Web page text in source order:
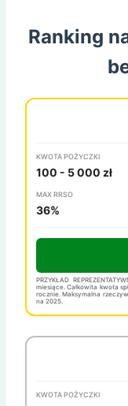
Ranking
KWOTA POŻYCZKI
100 - 5 000 zł
MAX RRSO
36%
PRZYKŁAD
miesiące. Całkowita kwota
rocznie. Maksymalna
na 2025.
KWOTA POŻYCZKI